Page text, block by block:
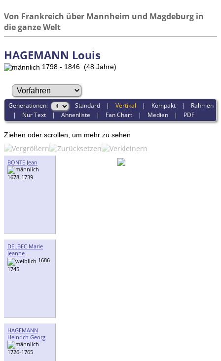
Von Frankreich über Mannheim und Magdeburg in
die ganze Welt
HAGEMANN Louis
1798 - 1846 (48 Jahre)
Generationen: Standard |Vertikal | Kompakt | Rahmen
| Nur Text |Ahnenliste | Fan Chart | Medien | PDF
Ziehen oder scrollen, um mehr zu sehen
BONTE Jean
1678-1739
DELBEC Marie
Jeanne
1686-
1745
HAGEMANN
Heinrich Georg
1726-1765